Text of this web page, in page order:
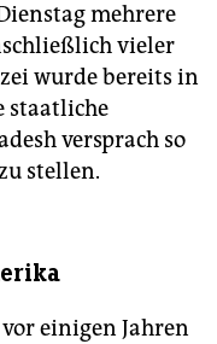
mehrere
vieler
wurde bereits in
staatliche
versprach so
stellen.
einigen Jahren